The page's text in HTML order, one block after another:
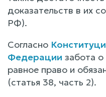
доказательств в их
РФ).
Согласно
Федерации забота о
равное право и
(статья 38, часть 2).